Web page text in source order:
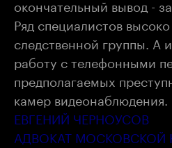
окончательный вывод -
Ряд специалистов
следственной группы. А
работу с телефонными
предполагаемых
камер видеонаблюдения.
ЕВГЕНИЙ ЧЕРНОУСОВ
АДВОКАТ МОСКОВСКОЙ